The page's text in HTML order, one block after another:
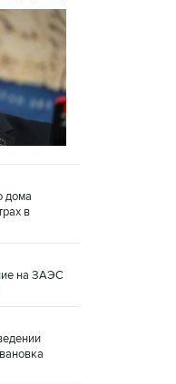
дома
в
на ЗАЭС